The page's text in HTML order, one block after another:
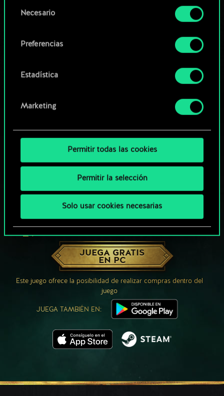
Encontrarás todos los detalles sobre nuestro uso
preferencias al respecto en el menú «Ajustes» de
deNecesario
Preferencias
Estadística
Marketing
Permitir todas las cookies
Permitir la selección
Solo usar cookies necesarias
JUEGA GRATIS
EN PC
Este juego ofrece la posibilidad de realizar compras dentro del
juego
JUEGA TAMBIÉN EN: